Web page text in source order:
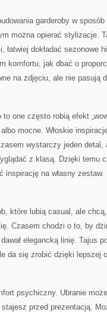
garderoby w
można opierać stylizacje.
dokładać sezonowe
komfortu, jak dbać o
na zdjęciu, ale nie pasują
one często robią efekt
mocne. Włoskie
wystarczy jeden detal,
z klasą. Dzięki temu
inspirację na własny zestaw.
które lubią casual, ale
Czasem chodzi o to, by
elegancką linię. Tajus
da się zrobić dzięki lepszej
psychiczny. Ubranie
przed prezentacją.